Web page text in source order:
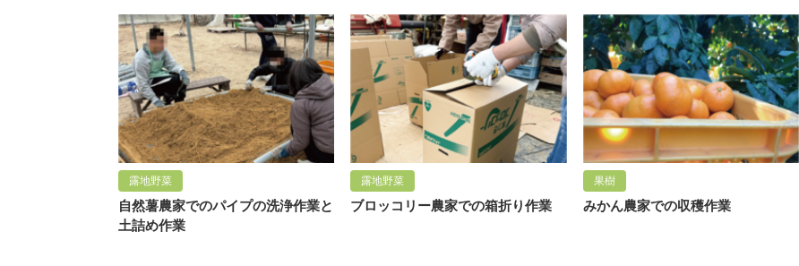
露地野菜
自然薯農家でのパイプの洗浄作業と
土詰め作業
露地野菜
ブロッコリー農家での箱折り作業
果樹
みかん農家での収穫作業